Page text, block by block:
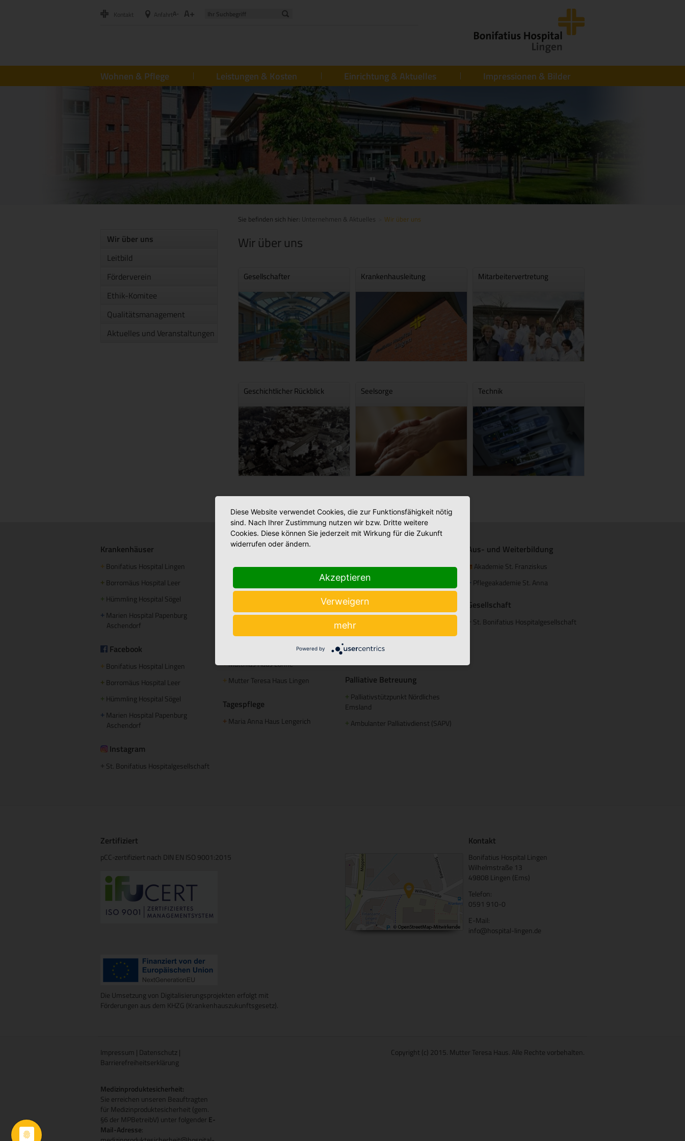
Kontakt AnfahrtA- A+
Wohnen & Pflege Leistungen & Kosten Einrichtung & Aktuelles Impressionen & Bilder
Sie befinden sich hier: Unternehmen & Aktuelles Wir über uns
Wir über uns
Leitbild
Förderverein
Ethik-Komitee
Qualitätsmanagement
Aktuelles und Veranstaltungen
Wir über uns
Gesellschafter Krankenhausleitung Mitarbeitervertretung
Geschichtlicher Rückblick Seelsorge Technik
Krankenhäuser
+ Bonifatius Hospital Lingen
+ Borromäus Hospital Leer
+ Hümmling Hospital Sögel
+ Marien Hospital Papenburg
Aschendorf
Facebook
+ Bonifatius Hospital Lingen
+ Borromäus Hospital Leer
+ Hümmling Hospital Sögel
+ Marien Hospital Papenburg
Aschendorf
Instagram
St. Bonifatius Hospitalgesellschaft
Stationäre Pflege
Maria Anna Haus Lengerich
Elisabeth Haus Emsbüren
Johannesstift Papenburg
+Matthias Haus Lohne
+ Mutter Teresa Haus Lingen
Tagespflege
+ Maria Anna Haus Lengerich
+Caritas Altenhilfe Emsland
+Caritas Sozialstation Lingen
+Ambulante Pflege Sögel
Betreutes Wohnen
Domizil am Mühlentor Lingen
Palliative Betreuung
+ Palliativstützpunkt Nördliches
Emsland
+ Ambulanter Palliativdienst (SAPV)
Aus- und Weiterbildung
Akademie St. Franziskus
+ Pflegeakademie St. Anna
Gesellschaft
St. Bonifatius Hospitalgesellschaft
Zertifiziert
pCC-zertifiziert nach DIN EN ISO 9001:2015
Die Umsetzung von Digitalisierungsprojekten erfolgt mit
Förderungen aus dem KHZG (Krankenhauszukunftsgesetz).
Kontakt
Bonifatius Hospital Lingen
Wilhelmstraße 13
49808 Lingen (Ems)
Telefon:
0591 910-0
E-Mail:
info@hospital-lingen.de
Impressum | Datenschutz|
Barrierefreiheitserklärung
Medizinproduktesicherheit:
Sie erreichen unseren Beauftragten
für Medizinproduktesicherheit (gem.
§6 der MPBetreibV) unter folgender E-
Mail-Adresse:
Copyright (c) 2015. Mutter Teresa Haus. Alle Rechte vorbehalten.
Diese Website verwendet Cookies, die zur Funktionsfähigkeit nötig
sind. Nach Ihrer Zustimmung nutzen wir bzw. Dritte weitere
Cookies. Diese können Sie jederzeit mit Wirkung für die Zukunft
widerrufen oder ändern.
Akzeptieren
Verweigern
mehr
Powered by